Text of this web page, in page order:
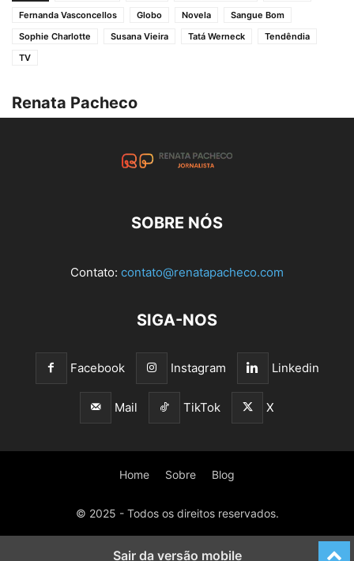
Fernanda Vasconcellos
Globo Novela
Sangue Bom
Sophie Charlotte
Susana Vieira Tatá Werneck
Tendêndia
TV
Renata Pacheco
SOBRE NÓS
Contato: contato@renatapacheco.com
SIGA-NOS
Facebook Instagram Linkedin
Mail TikTok X
Home Sobre Blog
© 2025 - Todos os direitos reservados.
Sair da versão mobile